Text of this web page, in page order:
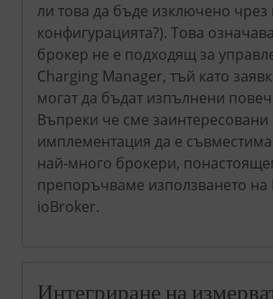
ли това да бъде изключено чрез
конфигурацията?). Това
брокер не е подходящ за
Charging Manager, тъй като
могат да бъдат изпълнени
Въпреки че сме заинтересовани
имплементация да е
най-много брокери,
препоръчваме използването
ioBroker.
Интегриране на